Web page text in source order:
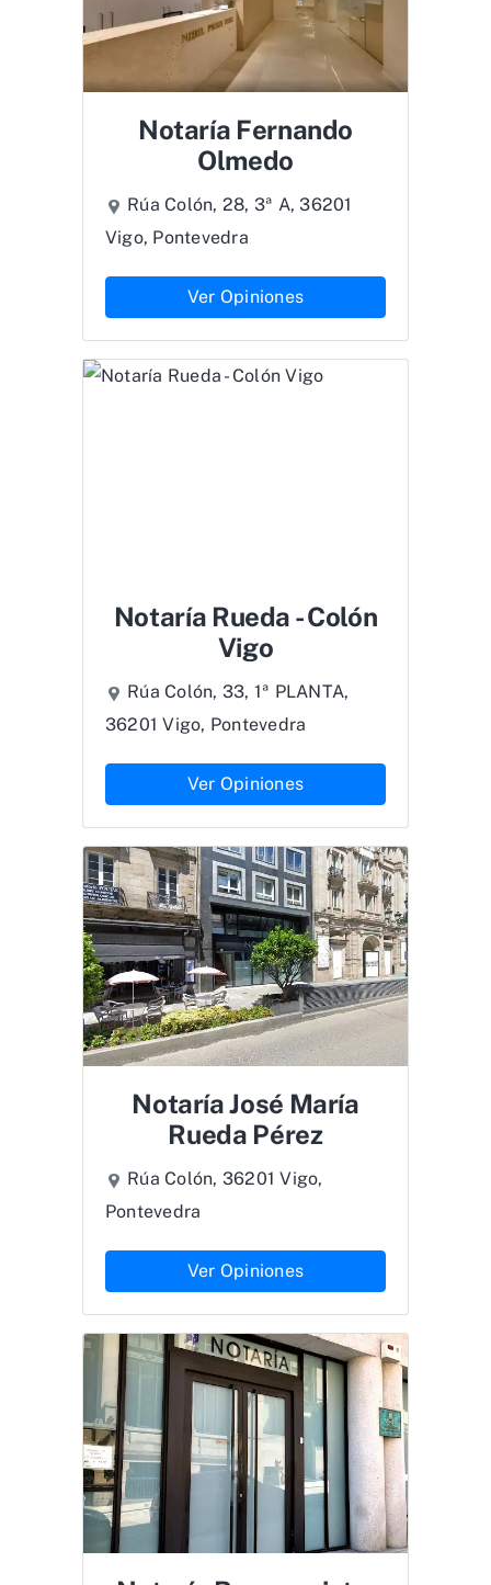
Notaría Fernando
Olmedo
Rúa Colón, 28, 3ª A, 36201
Vigo, Pontevedra
Ver Opiniones
Notaría Rueda - Colón
Vigo
Rúa Colón, 33, 1ª PLANTA,
36201 Vigo, Pontevedra
Ver Opiniones
Notaría José María
Rueda Pérez
Rúa Colón, 36201 Vigo,
Pontevedra
Ver Opiniones